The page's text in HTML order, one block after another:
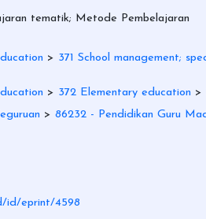
tematik; Metode Pembelajaran
> 371 School management;
> 372 Elementary education >
> 86232 - Pendidikan Guru
id/eprint/4598